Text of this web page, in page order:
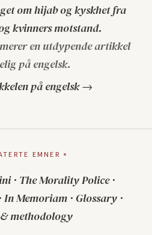
om hijab og kyskhet fra
kvinners motstand.
en utdypende artikkel
på engelsk.
på engelsk →
EMNER
· The Morality Police·
· In Memoriam · Glossary ·
methodology